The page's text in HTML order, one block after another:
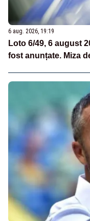
6 aug. 2026, 19:19
Loto 6/49, 6 august
fost anunțate. Miza